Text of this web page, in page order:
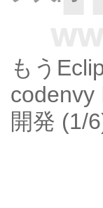
もう
codenvy
開発 (1/